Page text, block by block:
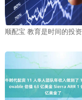
顺配宝 教育是时间的投资